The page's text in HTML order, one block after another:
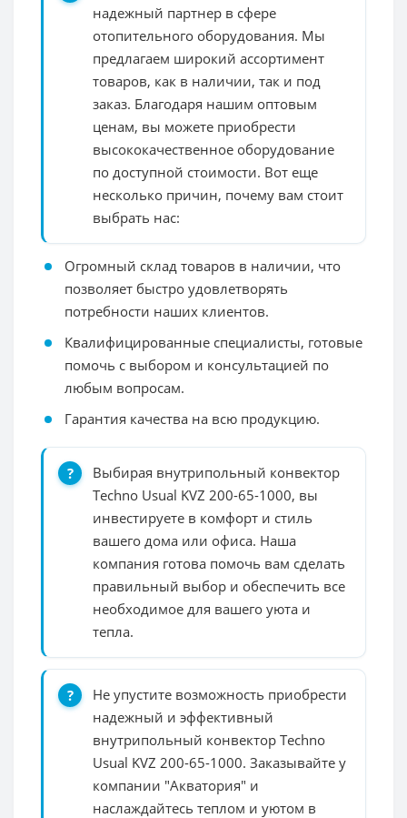
надежный партнер в сфере
отопительного оборудования. Мы
предлагаем широкий ассортимент
товаров, как в наличии, так и под
заказ. Благодаря нашим оптовым
ценам, вы можете приобрести
высококачественное оборудование
по доступной стоимости. Вот еще
несколько причин, почему вам стоит
выбрать нас:
Огромный склад товаров в наличии, что
позволяет быстро удовлетворять
потребности наших клиентов.
Квалифицированные специалисты, готовые
помочь с выбором и консультацией по
любым вопросам.
Гарантия качества на всю продукцию.
Выбирая внутрипольный конвектор
Techno Usual KVZ 200-65-1000, вы
инвестируете в комфорт и стиль
вашего дома или офиса. Наша
компания готова помочь вам сделать
правильный выбор и обеспечить все
необходимое для вашего уюта и
тепла.
Не упустите возможность приобрести
надежный и эффективный
внутрипольный конвектор Techno
Usual KVZ 200-65-1000. Заказывайте у
компании "Акватория" и
наслаждайтесь теплом и уютом в